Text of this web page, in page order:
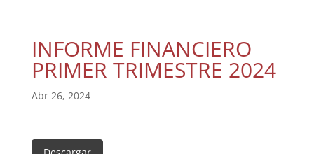
INFORME FINANCIERO
PRIMER TRIMESTRE 2024
Abr 26, 2024